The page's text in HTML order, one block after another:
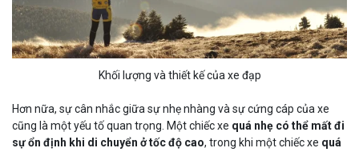
Khối lượng và thiết kế của xe đạp
Hơn nữa, sự cân nhắc giữa sự nhẹ nhàng và sự cứng cáp của xe
cũng là một yếu tố quan trọng. Một chiếc xe quá nhẹ có thể mất đi
sự ổn định khi di chuyển ở tốc độ cao, trong khi một chiếc xe quá